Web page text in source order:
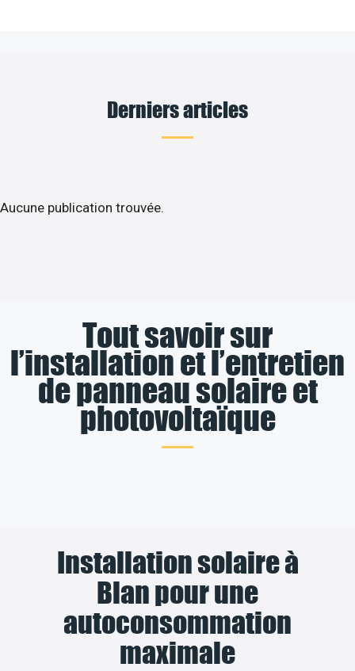
Derniers articles
Aucune publication trouvée.
Tout savoir sur
l’installation et l’entretien
de panneau solaire et
photovoltaïque
Installation solaire à
Blan pour une
autoconsommation
maximale